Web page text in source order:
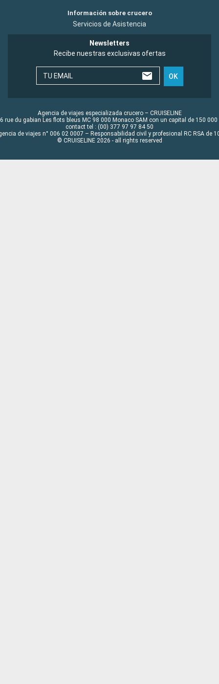
Información sobre crucero
Servicios de Asistencia
Newsletters
Recibe nuestras exclusivas ofertas
TU EMAIL OK
Agencia de viajes especializada crucero – CRUISELINE
rue du gabian Les flots bleus MC 98 000 Monaco SAM con un capital de 150 000
contact tel : (00) 377 97 97 84 50
de viajes n° 006 02 0007 – Responsabilidad civil y profesional RC RSA de
© CRUISELINE 2026 - all rights reserved